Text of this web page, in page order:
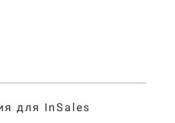
для InSales